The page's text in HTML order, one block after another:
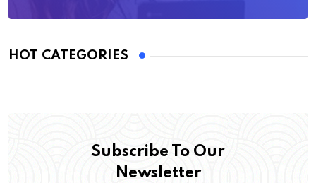
HOT CATEGORIES
Subscribe To Our
Newsletter